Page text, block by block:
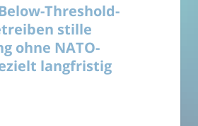
Threshold-
stille
ohne NATO-
langfristig